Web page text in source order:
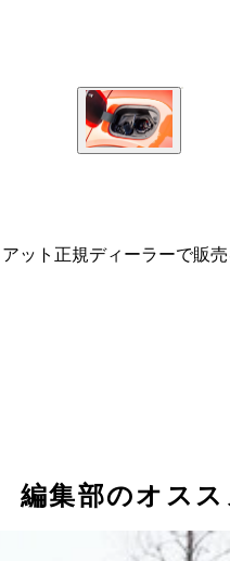
ト正規ディーラーで販
編集部のオスス